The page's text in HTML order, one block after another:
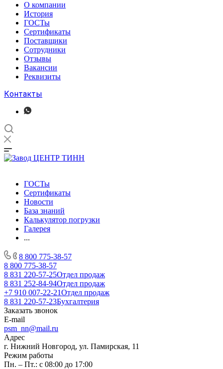
О компании
История
ГОСТы
Сертификаты
Поставщики
Сотрудники
Отзывы
Вакансии
Реквизиты
Контакты
ГОСТы
Сертификаты
Новости
База знаний
Калькулятор погрузки
Галерея
...
8 800 775-38-57
8 800 775-38-57
8 831 220-57-25Отдел продаж
8 831 252-84-94Отдел продаж
+7 910 007-22-21Отдел продаж
8 831 220-57-23Бухгалтерия
Заказать звонок
E-mail
psm_nn@mail.ru
Адрес
г. Нижний Новгород, ул. Памирская, 11
Режим работы
Пн. – Пт.: с 08:00 до 17:00